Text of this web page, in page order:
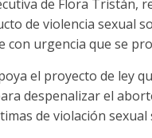
de Flora Tristán,
de violencia sexual
con urgencia que se
el proyecto de ley
despenalizar el
de violación sexual